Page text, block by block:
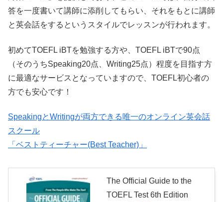
答を一度書いて講師に添削してもらい、それをもとに講師
と英会話をするというスタイルでレッスンが行われます。
初めてTOEFL iBTを勉強する方や、TOEFL iBTで90点
（そのうちSpeaking20点、Writing25点）程度を目指す方
に最適なサービスとなっていますので、TOEFL初心者の
方でも安心です！
SpeakingとWritingが両方できる唯一のオンライン英会話
スクール
「ベストティーチャー(Best Teacher)」
The Official Guide to the
TOEFL Test 6th Edition